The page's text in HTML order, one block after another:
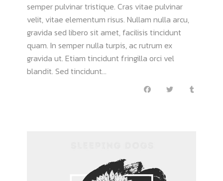
semper pulvinar tristique. Cras vitae pulvinar
velit, vitae elementum risus. Nullam nulla arcu,
gravida sed libero sit amet, facilisis tincidunt
quam. In semper nulla turpis, ac rutrum ex
gravida ut. Etiam tincidunt fringilla orci vel
blandit. Sed tincidunt...